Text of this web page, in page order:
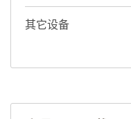
其它设备